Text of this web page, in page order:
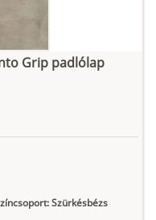
Grip padlólap
Szürkésbézs